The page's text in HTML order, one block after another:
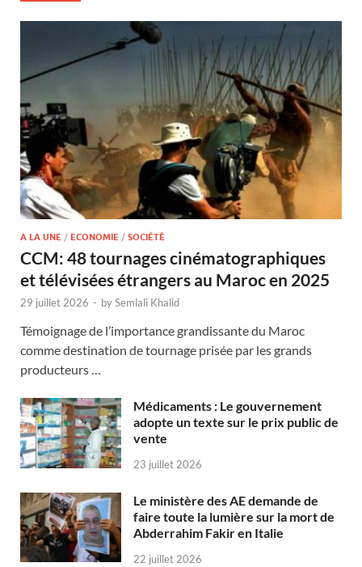
A LA UNE / ECONOMIE / SOCIÉTÉ
CCM: 48 tournages cinématographiques
et télévisées étrangers au Maroc en 2025
29 juillet 2026 - bySemlali Khalid
Témoignage de l’importance grandissante du Maroc
comme destination de tournage prisée par les grands
producteurs …
Médicaments : Le gouvernement
adopte un texte sur le prix public de
vente
23 juillet 2026
Le ministère des AE demande de
faire toute la lumière sur la mort de
Abderrahim Fakir en Italie
22 juillet 2026